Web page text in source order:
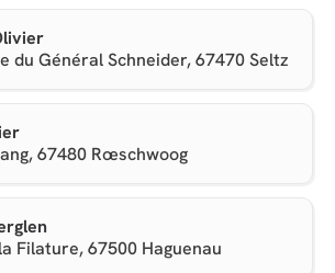
du Général Schneider, 67470 Seltz
67480 Rœschwoog
Filature, 67500 Haguenau